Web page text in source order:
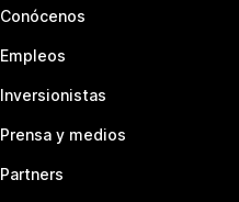
Conócenos
Empleos
Inversionistas
Prensa y medios
Partners